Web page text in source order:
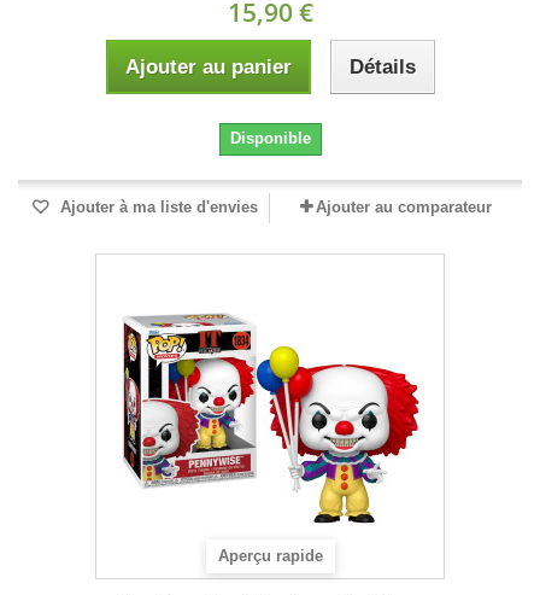
15,90 €
Ajouter au panier Détails
Disponible
Ajouter à ma liste d'envies Ajouter au comparateur
Aperçu rapide